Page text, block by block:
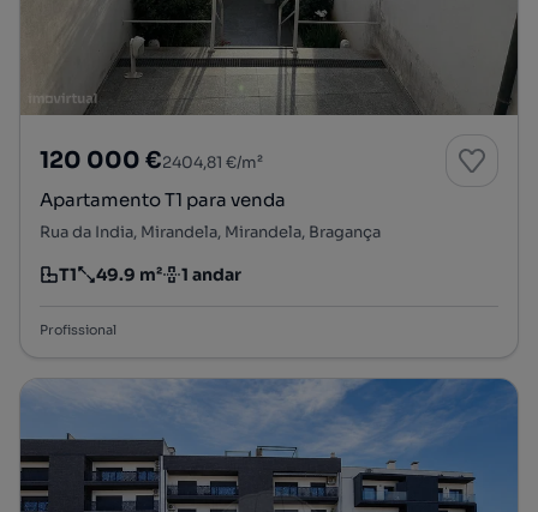
120 000 €2404,81 €/m²
Apartamento T1 para venda
Rua da India, Mirandela, Mirandela, Bragança
Tipologia
T1
Preço por metro quadrado
49.9 m²
Andar 1 andar
Profissional